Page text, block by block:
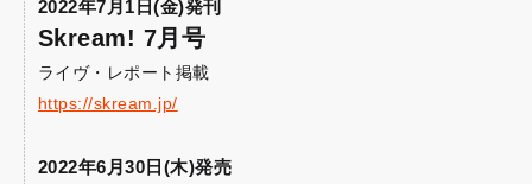
2022年7月1日(金)発刊
Skream! 7月号
ライヴ・レポート掲載
https://skream.jp/
2022年6月30日(木)発売